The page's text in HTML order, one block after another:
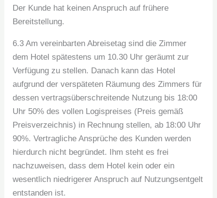
Der Kunde hat keinen Anspruch auf frühere
Bereitstellung.
6.3 Am vereinbarten Abreisetag sind die Zimmer
dem Hotel spätestens um 10.30 Uhr geräumt zur
Verfügung zu stellen. Danach kann das Hotel
aufgrund der verspäteten Räumung des Zimmers für
dessen vertragsüberschreitende Nutzung bis 18:00
Uhr 50% des vollen Logispreises (Preis gemäß
Preisverzeichnis) in Rechnung stellen, ab 18:00 Uhr
90%. Vertragliche Ansprüche des Kunden werden
hierdurch nicht begründet. Ihm steht es frei
nachzuweisen, dass dem Hotel kein oder ein
wesentlich niedrigerer Anspruch auf Nutzungsentgelt
entstanden ist.